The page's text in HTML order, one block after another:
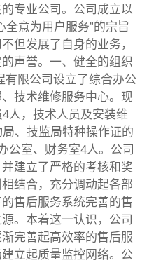
专业公司。公司成立以
全意为用户服务”的宗旨
但发展了自身的业务，
声誉。一、健全的组织
限公司设立了综合办公
技术维修服务中心。现
人，技术人员及安装维
、技监局特种操作证的
公室、财务室4人。公司
建立了严格的考核和奖
结合，充分调动起各部
售后服务系统完善的售
。本着这一认识，公司
完善起高效率的售后服
立起质量监控网络。公